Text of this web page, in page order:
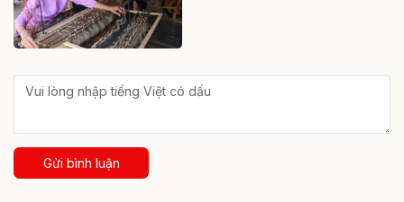
Gửi bình luận